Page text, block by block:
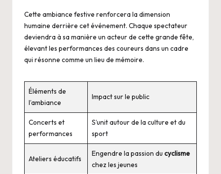
Cette ambiance festive renforcera la dimension
humaine derrière cet événement. Chaque spectateur
deviendra à sa manière un acteur de cette grande fête,
élevant les performances des coureurs dans un cadre
qui résonne comme un lieu de mémoire.
Éléments de
l’ambiance
Impact sur le public
Concerts et
performances
S’unit autour de la culture et du
sport
Ateliers éducatifs
Engendre la passion du cyclisme
chez les jeunes